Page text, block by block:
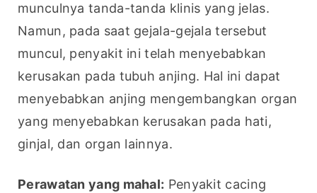
munculnya tanda-tanda klinis yang jelas.
Namun, pada saat gejala-gejala tersebut
muncul, penyakit ini telah menyebabkan
kerusakan pada tubuh anjing. Hal ini dapat
menyebabkan anjing mengembangkan organ
yang menyebabkan kerusakan pada hati,
ginjal, dan organ lainnya.
Perawatan yang mahal: Penyakit cacing